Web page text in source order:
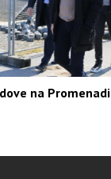
na Promenadi